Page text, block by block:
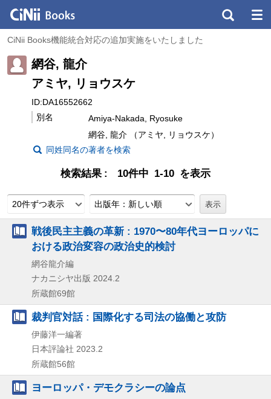
CiNii Books機能統合対応の追加実施をいたしました
網谷, 龍介
アミヤ, リョウスケ
ID:DA16552662
別名
Amiya-Nakada, Ryosuke
網谷, 龍介 （アミヤ, リョウスケ）
同姓同名の著者を検索
検索結果 10件中 1-10 を表示
20件ずつ表示 出版年：新しい順
戦後民主主義の革新 : 1970〜80年代ヨーロッパに
おける政治変容の政治史的検討
網谷龍介編
ナカニシヤ出版 2024.2
所蔵館69館
裁判官対話 : 国際化する司法の協働と攻防
伊藤洋一編著
日本評論社 2023.2
所蔵館56館
ヨーロッパ・デモクラシーの論点